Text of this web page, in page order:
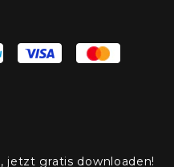
jetzt gratis downloaden!